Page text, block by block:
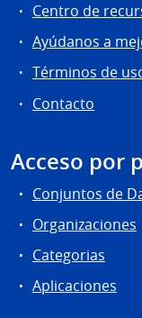
Centro de
Ayúdanos a
Términos de
Contacto
Acceso por
Conjuntos de
Organizaciones
Categorias
Aplicaciones